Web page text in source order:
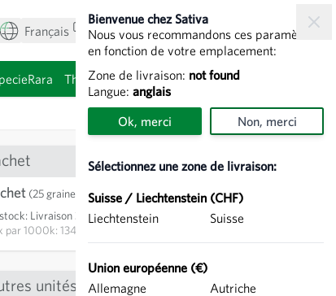
Français Mon compte Voir le panier
Thèmes Graines à germer
Bienvenue chez Sativa
Nous vous recommandons ces paramètres
en fonction de votre emplacement:
Zone de livraison: not found
Langue: anglais
Ok, merci Non, merci
Sélectionnez une zone de livraison:
Suisse / Liechtenstein (CHF)
Liechtenstein
Suisse
Union européenne (€)
Allemagne
Autriche
(25 graines)
: Livraison 3-5 jours
par1000k: 134,00 €
AJOUTER AU PANIER
unités